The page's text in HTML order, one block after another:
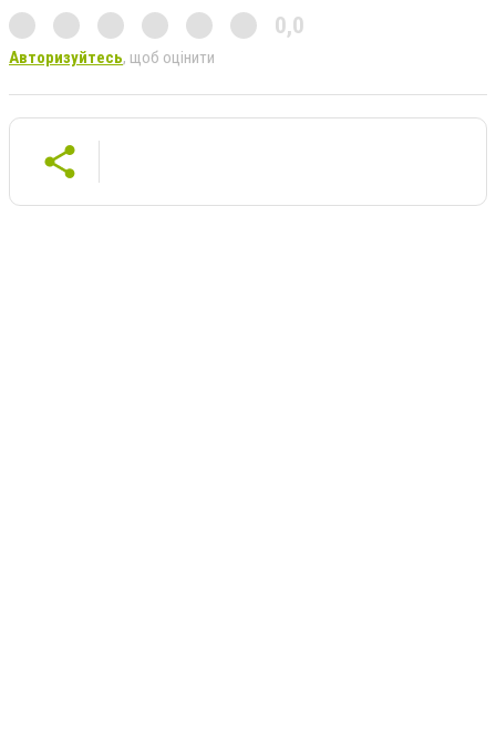
0,0
Авторизуйтесь, щоб оцінити